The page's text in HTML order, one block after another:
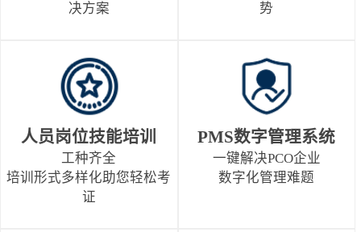
决方案
势
人员岗位技能培训
工种齐全
培训形式多样化助您轻松考
证
PMS数字管理系统
一键解决PCO企业
数字化管理难题